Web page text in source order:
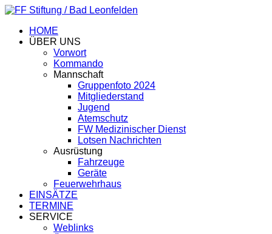
HOME
ÜBER UNS
Vorwort
Kommando
Mannschaft
Gruppenfoto 2024
Mitgliederstand
Jugend
Atemschutz
FW Medizinischer Dienst
Lotsen Nachrichten
Ausrüstung
Fahrzeuge
Geräte
Feuerwehrhaus
EINSÄTZE
TERMINE
SERVICE
Weblinks